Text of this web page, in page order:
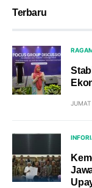
Terbaru